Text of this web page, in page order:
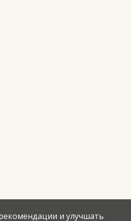
и улучшать